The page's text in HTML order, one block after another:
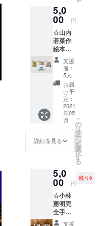
本。浪
江にい
るとき
からい
つもそ
ばにい
た愛犬
ももの
目線で
描かれ
た震
災、そ
してそ
の後の
ストー
リー。
絵は文
が、編
集は浪
江の同
級生
が、文
は貴子
さんが
冊子
「流
転」 ・
サンク
スメー
ル ・会
場エン
トラン
スにて
ご芳名
掲示(備
考欄に
てご芳
名のお
名前を
お知ら
せくだ
は、そ
の旨ご
記載く
ださい)
中筋純
が撮り
ためた
5,0
00 円
☆山内
若菜作
絵本
「ウマ
とオラ
のマキ
バ」1冊
デザイ
ン印刷
まで一
貫して
自分で
制作し
自費出
版をす
る事に
た。ど
この書
店にも
並べら
れる事
のな
い、手
支援
者：
5人
お届
け予
定：
2021
年05
月
詳細を見る
こ
の
リ
タ
ー
ン
を
選
択
す
る
5,0
00 円
残り9
☆小林
憲明完
全手づ
くり！
支援